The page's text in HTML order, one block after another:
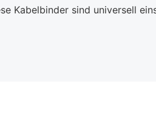
Kabelbinder sind universell